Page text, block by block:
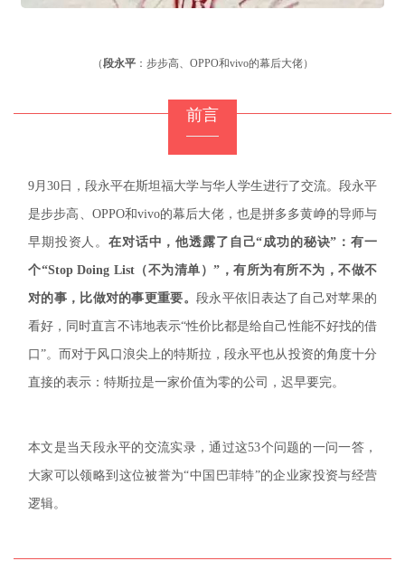
（段永平：步步高、OPPO和vivo的幕后大佬）
前言
9月30日，段永平在斯坦福大学与华人学生进行了交流。段永平
是步步高、OPPO和vivo的幕后大佬，也是拼多多黄峥的导师与
早期投资人。在对话中，他透露了自己“成功的秘诀”：有一
个“Stop Doing List（不为清单）”，有所为有所不为，不做不
对的事，比做对的事更重要。 段永平依旧表达了自己对苹果的
看好，同时直言不讳地表示“性价比都是给自己性能不好找的借
口”。而对于风口浪尖上的特斯拉，段永平也从投资的角度十分
直接的表示：特斯拉是一家价值为零的公司，迟早要完。
本文是当天段永平的交流实录，通过这53个问题的一问一答，
大家可以领略到这位被誉为“中国巴菲特”的企业家投资与经营
逻辑。